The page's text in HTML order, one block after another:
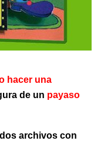
hacer una
de un payaso
archivos con